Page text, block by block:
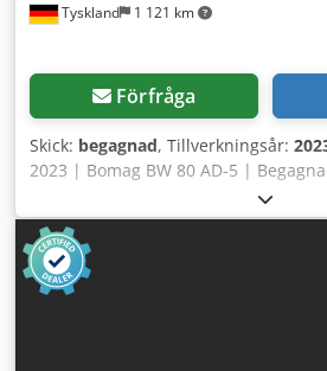
Tyskland 1 121 km
Förfråga
Skick: begagnad, Tillverkningsår:
2023 | Bomag BW 80 AD-5 |
drifttimmar 📍 Plats: Tyskland 🚛
destination – använd vår
transportkostnaden! 💰 Köp nu för
ett bud. Betalning vid leverans
avgift (med förbehåll för